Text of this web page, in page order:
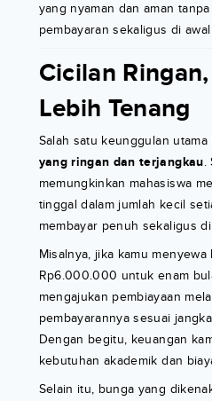
yang nyaman dan aman
pembayaran sekaligus di
Cicilan
Lebih Tenang
Salah satu keunggulan utama
yang ringan dan terjangkau.
memungkinkan mahasiswa
tinggal dalam jumlah kecil
membayar penuh sekaligus
Misalnya, jika kamu
Rp6.000.000 untuk enam
mengajukan pembiayaan
pembayarannya sesuai
Dengan begitu, keuangan
kebutuhan akademik dan
Selain itu, bunga yang